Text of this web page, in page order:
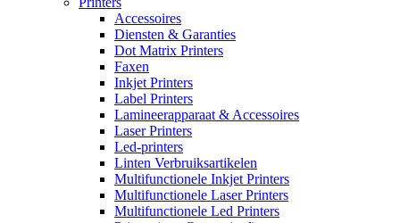
Accessoires
Diensten & Garanties
Dot Matrix Printers
Faxen
Inkjet Printers
Label Printers
Lamineerapparaat & Accessoires
Laser Printers
Led-printers
Linten Verbruiksartikelen
Multifunctionele Inkjet Printers
Multifunctionele Laser Printers
Multifunctionele Led Printers